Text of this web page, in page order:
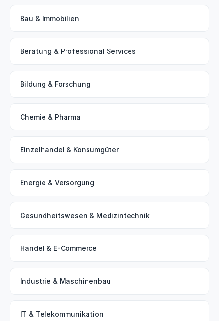
Bau & Immobilien
Beratung & Professional Services
Bildung & Forschung
Chemie & Pharma
Einzelhandel & Konsumgüter
Energie & Versorgung
Gesundheitswesen & Medizintechnik
Handel & E-Commerce
Industrie & Maschinenbau
IT & Telekommunikation